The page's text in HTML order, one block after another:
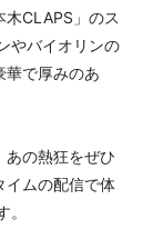
本棚
CLAPS」のス
やバイオリンの
華で厚みのあ
あの熱狂をぜひ
イムの配信で体